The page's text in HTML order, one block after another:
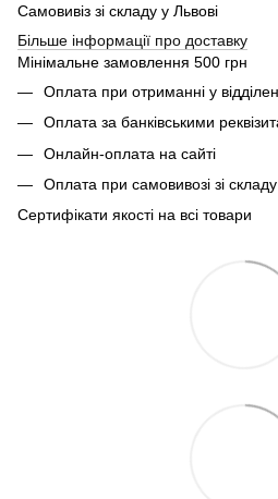
Самовивіз зі складу у Львові
Більше інформації про доставку
Мінімальне замовлення 500 грн
Оплата при отриманні у
Оплата за банківськими
Онлайн-оплата на сайті
Оплата при самовивозі зі
Сертифікати якості на всі товари